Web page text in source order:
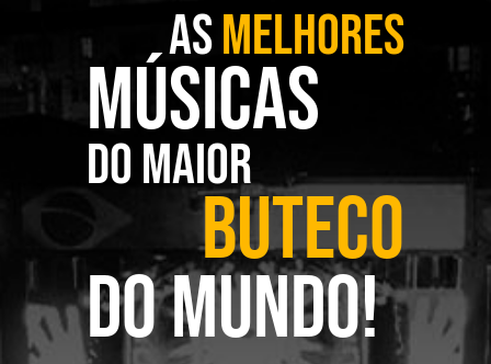
ASMELHORES
MÚSICAS
DO MAIOR
BUTECO
DO MUNDO!